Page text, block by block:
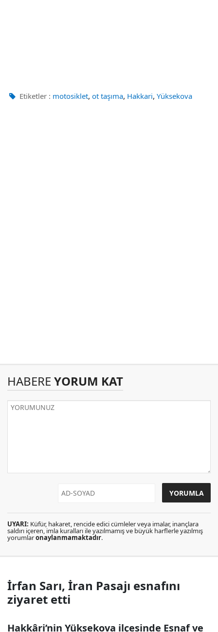
Etiketler : motosiklet, ot taşıma, Hakkari, Yüksekova
HABERE YORUM KAT
UYARI: Küfür, hakaret, rencide edici cümleler veya imalar, inançlara
saldırı içeren, imla kuralları ile yazılmamış ve büyük harflerle yazılmış
yorumlaronaylanmamaktadır.
İrfan Sarı, İran Pasajı esnafını
ziyaret etti
Hakkâri’nin Yüksekova ilçesinde Esnaf ve